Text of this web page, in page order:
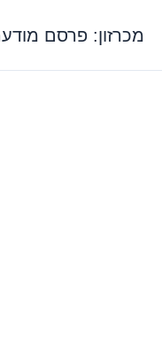
לתוכןמכרזון: פרסם